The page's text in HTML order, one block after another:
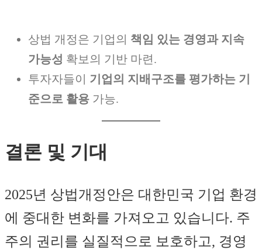
상법 개정은 기업의 책임 있는 경영과 지속
가능성 확보의 기반 마련.
투자자들이 기업의 지배구조를 평가하는 기
준으로 활용 가능.
결론 및 기대
2025년 상법개정안은 대한민국 기업 환경
에 중대한 변화를 가져오고 있습니다. 주
주의 권리를 실질적으로 보호하고, 경영